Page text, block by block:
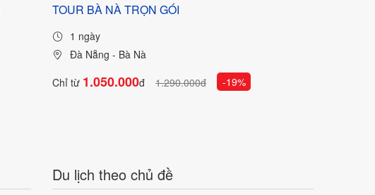
TOUR BÀ NÀ TRỌN GÓI
1 ngày
Đà Nẵng - Bà Nà
Chỉ từ 1.050.000đ 1.290.000đ -19%
Du lịch theo chủ đề